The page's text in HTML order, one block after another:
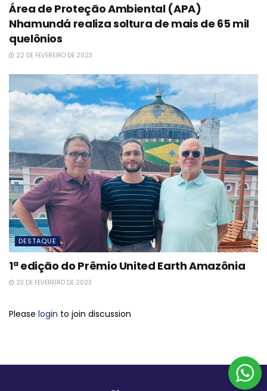
Área de Proteção Ambiental (APA)
Nhamundá realiza soltura de mais de 65 mil
quelônios
22 DE FEVEREIRO DE 2023
DESTAQUE
1ª edição do Prêmio United Earth Amazônia
23 DE FEVEREIRO DE 2023
Please login to join discussion